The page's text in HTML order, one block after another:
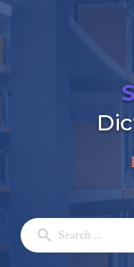
Add a
Email: *